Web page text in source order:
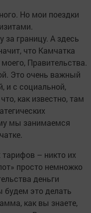
Но мои поездки
границу. А здесь
что Камчатка
Правительства.
Это очень важный
и с социальной,
как известно, там
мы занимаемся
тарифов – никто их
просто немножко
деньги
будем это делать
как вы знаете,